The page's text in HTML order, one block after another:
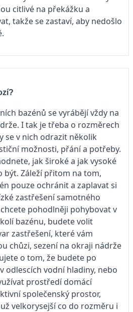
citlivé na překážku a
takže se zastaví, aby nedošlo
bazénů se vyrábějí vždy na
I tak je třeba o rozměrech
se v nich odrazit několik
možnosti, přání a potřeby.
jak široké a jak vysoké
být. Záleží přitom na tom,
pouze ochránit a zaplavat si
zastřešení samotného
pohodlněji pohybovat v
bazénu, budete volit
zastřešení, které vám
chůzi, sezení na okraji nádrže
o tom, že budete po
odlescích vodní hladiny, nebo
prostředí domácí
společenský prostor,
velkorysejší co do rozměru i